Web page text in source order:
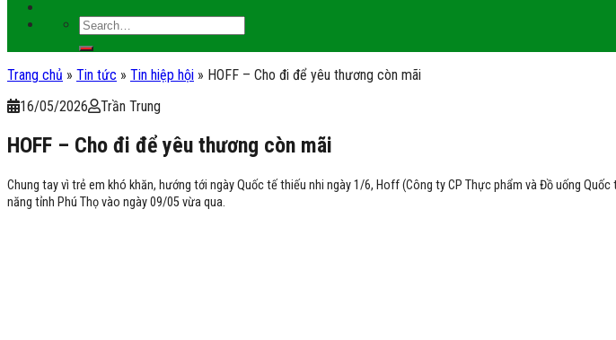
Trang chủ » Tin tức » Tin hiệp hội » HOFF – Cho đi để yêu thương còn mãi
16/05/2026
Trần Trung
HOFF – Cho đi để yêu thương còn mãi
Chung tay vì trẻ em khó khăn, hướng tới ngày Quốc tế thiếu nhi ngày 1/6, Hoff (Công ty CP Thực phẩm và Đồ uống
năng tỉnh Phú Thọ vào ngày 09/05 vừa qua.